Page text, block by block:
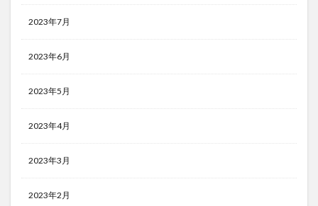
2023年7月
2023年6月
2023年5月
2023年4月
2023年3月
2023年2月